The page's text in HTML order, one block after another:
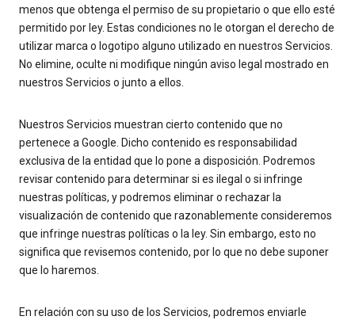
menos que obtenga el permiso de su propietario o que ello esté
permitido por ley. Estas condiciones no le otorgan el derecho de
utilizar marca o logotipo alguno utilizado en nuestros Servicios.
No elimine, oculte ni modifique ningún aviso legal mostrado en
nuestros Servicios o junto a ellos.
Nuestros Servicios muestran cierto contenido que no
pertenece a Google. Dicho contenido es responsabilidad
exclusiva de la entidad que lo pone a disposición. Podremos
revisar contenido para determinar si es ilegal o si infringe
nuestras políticas, y podremos eliminar o rechazar la
visualización de contenido que razonablemente consideremos
que infringe nuestras políticas o la ley. Sin embargo, esto no
significa que revisemos contenido, por lo que no debe suponer
que lo haremos.
En relación con su uso de los Servicios, podremos enviarle